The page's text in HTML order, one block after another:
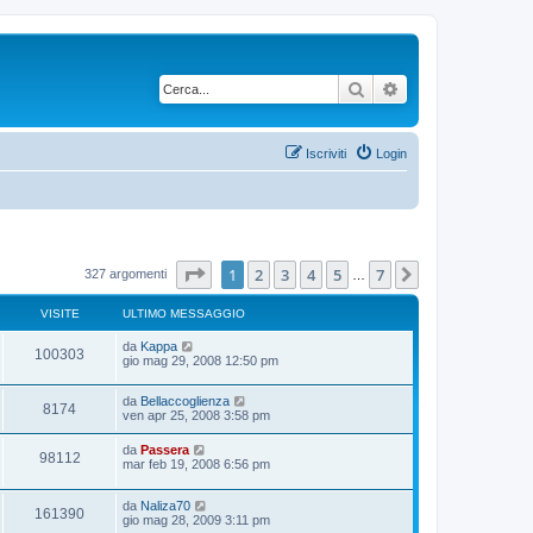
Cerca
Login
Iscriviti
327 argomenti Pagina1 di
1 2 3 4 5 7
VISITE ULTIMO MESSAGGIO
100303
i
U
l
i
m
o
m
e
s
s
a
g
g
da Kappa
gio mag 29, 2008 12:50 pm
8174V
i
U
l
m
o
e
s
s
da Bellaccoglienza
ven apr 25, 2008 3:58 pm
98112V
i
s
U
l
i
m
o
da Passera
mar feb 19, 2008 6:56 pm
161390V
U
l
da Naliza70
gio mag 28, 2009 3:11 pm